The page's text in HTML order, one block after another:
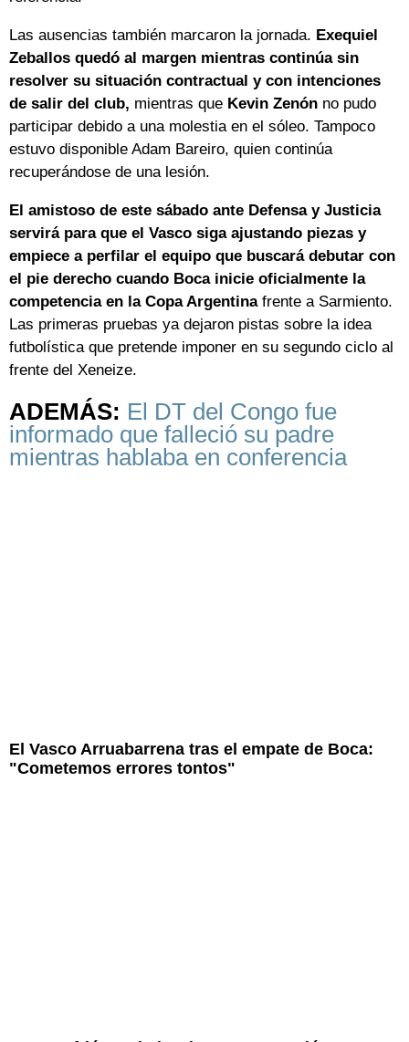
Las ausencias también marcaron la jornada. Exequiel
Zeballos quedó al margen mientras continúa sin
resolver su situación contractual y con intenciones
de salir del club, mientras que Kevin Zenón no pudo
participar debido a una molestia en el sóleo. Tampoco
estuvo disponible Adam Bareiro, quien continúa
recuperándose de una lesión.
El amistoso de este sábado ante Defensa y Justicia
servirá para que el Vasco siga ajustando piezas y
empiece a perfilar el equipo que buscará debutar con
el pie derecho cuando Boca inicie oficialmente la
competencia en la Copa Argentinafrente a Sarmiento.
Las primeras pruebas ya dejaron pistas sobre la idea
futbolística que pretende imponer en su segundo ciclo al
frente del Xeneize.
ADEMÁS: El DT del Congo fue
informado que falleció su padre
mientras hablaba en conferencia
El Vasco Arruabarrena tras el empate de Boca:
"Cometemos errores tontos"